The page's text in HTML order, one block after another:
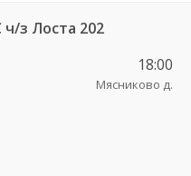
з Лоста 202
18:00
Мясниково д.